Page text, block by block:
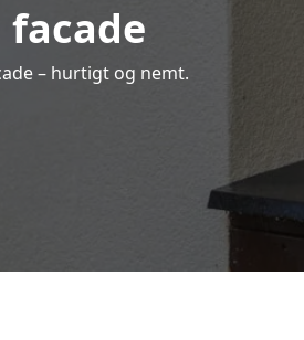
– hurtigt og nemt.